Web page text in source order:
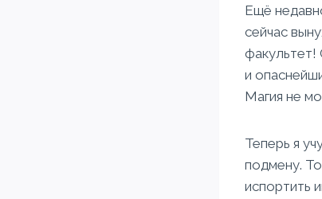
Ещё
сейчас
факультет!
и
Магия не
Теперь я
подмену.
испортить